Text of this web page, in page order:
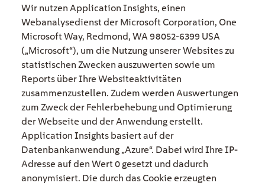
Wir nutzen Application Insights, einen
Webanalysedienst der Microsoft Corporation, One
Microsoft Way, Redmond, WA 98052-6399 USA
(„Microsoft“), um die Nutzung unserer Websites zu
statistischen Zwecken auszuwerten sowie um
Reports über Ihre Websiteaktivitäten
zusammenzustellen. Zudem werden Auswertungen
zum Zweck der Fehlerbehebung und Optimierung
der Webseite und der Anwendung erstellt.
Application Insights basiert auf der
Datenbankanwendung „Azure“. Dabei wird Ihre IP-
Adresse auf den Wert 0 gesetzt und dadurch
anonymisiert. Die durch das Cookie erzeugten